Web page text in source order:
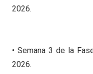
2026.
• Semana 3 de la
2026.